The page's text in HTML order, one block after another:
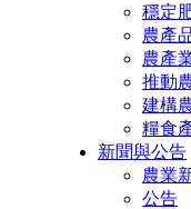
穩定
農產
農產
推動
建構
糧食
新聞與公告
農業
公告